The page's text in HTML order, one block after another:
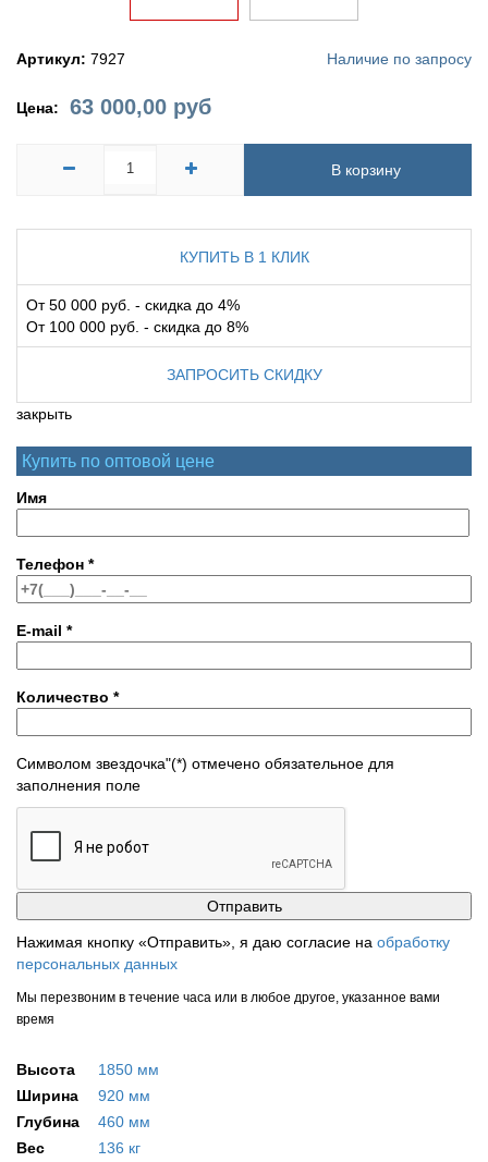
Артикул: 7927 Наличие по запросу
Цена: 63 000,00 руб
В корзину
КУПИТЬ В 1 КЛИК
От 50 000 руб. - скидка до 4%
От 100 000 руб. - скидка до 8%
ЗАПРОСИТЬ СКИДКУ
закрыть
Купить по оптовой цене
Имя
Телефон *
E-mail *
Количество *
Символом звездочка"(*) отмечено обязательное для
заполнения поле
Нажимая кнопку «Отправить», я даю согласие на обработку
персональных данных
Мы перезвоним в течение часа или в любое другое, указанное вами
время
Высота
1850 мм
Ширина
920 мм
Глубина
460 мм
Вес
136 кг